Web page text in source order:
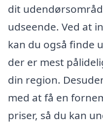
dit
udseende. Ved at
kan du også finde
der er mest
din region.
med at få en
priser, så du kan